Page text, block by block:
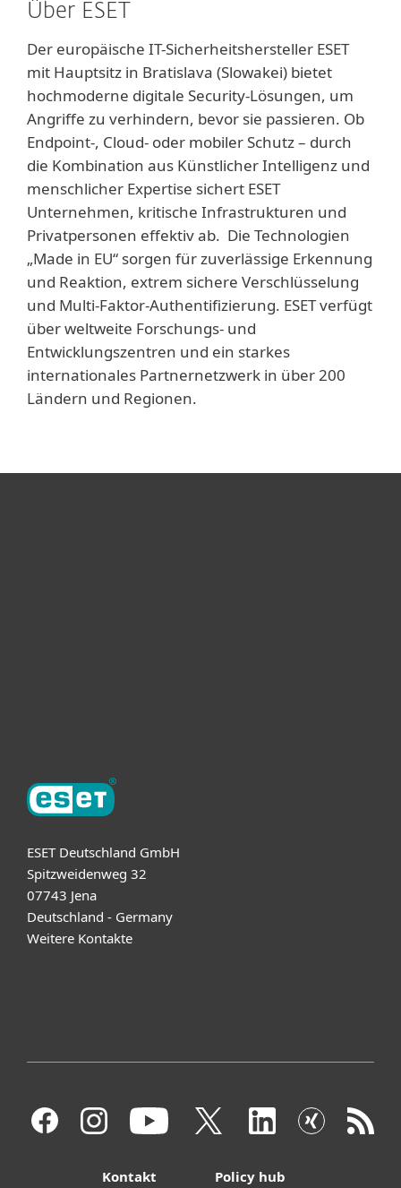
Über ESET
Der europäische IT-Sicherheitshersteller ESET
mit Hauptsitz in Bratislava (Slowakei) bietet
hochmoderne digitale Security-Lösungen, um
Angriffe zu verhindern, bevor sie passieren. Ob
Endpoint-, Cloud- oder mobiler Schutz – durch
die Kombination aus Künstlicher Intelligenz und
menschlicher Expertise sichert ESET
Unternehmen, kritische Infrastrukturen und
Privatpersonen effektiv ab. Die Technologien
„Made in EU“ sorgen für zuverlässige Erkennung
und Reaktion, extrem sichere Verschlüsselung
und Multi-Faktor-Authentifizierung. ESET verfügt
über weltweite Forschungs- und
Entwicklungszentren und ein starkes
internationales Partnernetzwerk in über 200
Ländern und Regionen.
ESET Deutschland GmbH
Spitzweidenweg 32
07743 Jena
Deutschland - Germany
Weitere Kontakte
Kontakt Policy hub